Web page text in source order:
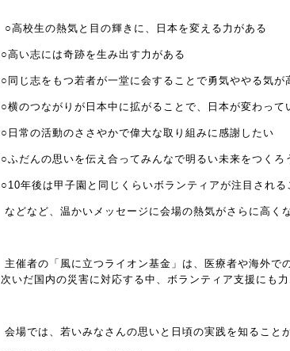
○高校生の熱気と目の輝きに、日本を変える力がある
○高い志には奇跡を生み出す力がある
○同じ志をもつ若者が一堂に会することで勇気ややる気が
○横のつながりが日本中に拡がることで、日本が変わって
○日常の活動のささやかで偉大な取り組みに感謝したい
○ふだんの思いを伝え合ってみんなで明るい未来をつくろ
○10年後は甲子園と同じくらいボランティアが注目される
などなど、温かいメッセージに会場の熱気がさらに高く
主催者の「風に立つライオン基金」は、医療者や海外
次いだ国内の災害に対応する中、ボランティア支援にも
会場では、若いみなさんの思いと日頃の実践を知ること